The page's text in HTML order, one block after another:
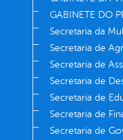
GABINETE DO
Secretaria da
Secretaria de
Secretaria de
Secretaria de
Secretaria de
Secretaria de
Secretaria de